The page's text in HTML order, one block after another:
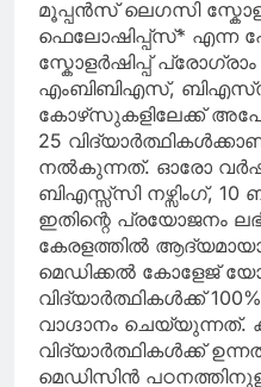
മൂപ്പൻസ് ലെഗസി
ഫെലോഷിപ്പ്സ്* എന്ന
സ്കോളർഷിപ്പ്
എംബിബിഎസ്,
കോഴ്‌സുകളിലേക്ക്
25
നൽകുന്നത്. ഓരോ
ബിഎസ്സ്സി നഴ്സിംഗ്, 10
ഇതിന്റെ പ്രയോജനം
കേരളത്തിൽ
മെഡിക്കൽ കോളേജ്
വിദ്യാർത്ഥികൾക്ക്
വാഗ്ദാനം
വിദ്യാർത്ഥികൾക്ക്
മെഡിസിൻ